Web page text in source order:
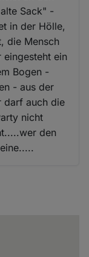
Sack" -
in der Hölle,
die Mensch
eingesteht ein
Bogen -
- aus der
darf auch die
nicht
den